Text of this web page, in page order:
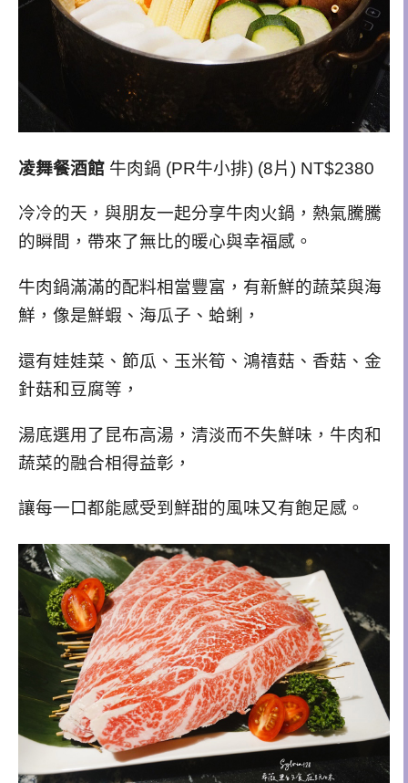
凌舞餐酒館 牛肉鍋 (PR牛小排) (8片) NT$2380
冷冷的天，與朋友一起分享牛肉火鍋， 熱氣騰騰
的瞬間，帶來了無比的暖心與幸福感。
牛肉鍋滿滿的配料相當豐富，有新鮮的蔬菜與海
鮮，像是鮮蝦、海瓜子、蛤蜊，
還有娃娃菜、節瓜、玉米筍、鴻禧菇、香菇、金
針菇和豆腐等，
湯底選用了昆布高湯，清淡而不失鮮味， 牛肉和
蔬菜的融合相得益彰，
讓每一口都能感受到鮮甜的風味又有飽足感。